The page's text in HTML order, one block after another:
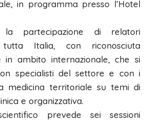
in programma presso l’Hotel
la partecipazione di relatori
Italia, con riconosciuta
in ambito internazionale, che si
specialisti del settore e con i
medicina territoriale su temi di
e organizzativa.
prevede sei sessioni